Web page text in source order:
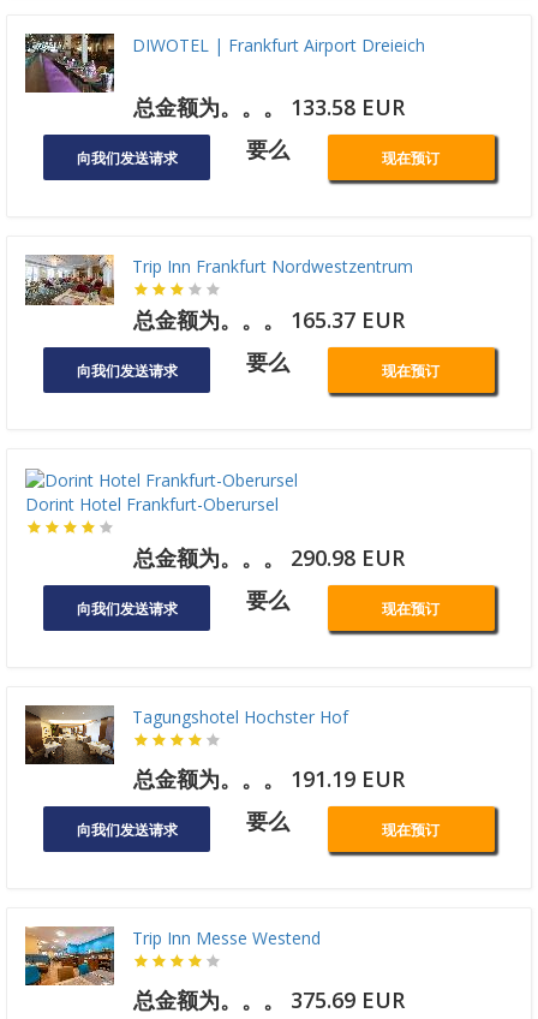
DIWOTEL | Frankfurt Airport Dreieich
总金额为。。。 133.58 EUR
向我们发送请求 要么 现在预订
Trip Inn Frankfurt Nordwestzentrum
总金额为。。。 165.37 EUR
向我们发送请求 要么 现在预订
Dorint Hotel Frankfurt-Oberursel
总金额为。。。 290.98 EUR
向我们发送请求 要么 现在预订
Tagungshotel Hochster Hof
总金额为。。。 191.19 EUR
向我们发送请求 要么 现在预订
Trip Inn Messe Westend
总金额为。。。 375.69 EUR